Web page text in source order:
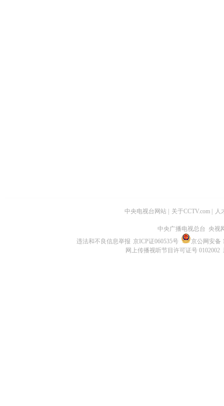
中央电视台网站 关于CCTV.com 人
中央广播电视总台 央视
违法和不良信息举报 京ICP证060535号
京公网安备
网上传播视听节目许可证号 0102002